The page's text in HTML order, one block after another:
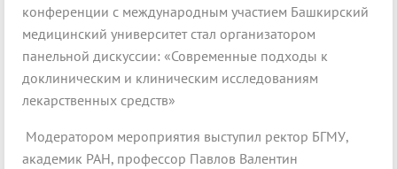
конференции с международным участием Башкирский
медицинский университет стал организатором
панельной дискуссии: «Современные подходы к
доклиническим и клиническим исследованиям
лекарственных средств»
Модератором мероприятия выступил ректор БГМУ,
академик РАН, профессор Павлов Валентин